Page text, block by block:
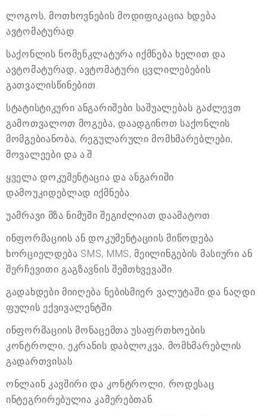
ლოგოს, მოთხოვნების მოდიფიკაცია ხდება
ავტომატურად.
საქონლის ნომენკლატურა იქმნება ხელით და
ავტომატურად, ავტომატური ცვლილებების
გათვალისწინებით.
სტატისტიკური ანგარიშები საშუალებას გაძლევთ
გამოთვალოთ მოგება, დაადგინოთ საქონლის
მომგებიანობა, რეგულარული მომხმარებლები,
მოვალეები და ა.შ.
ყველა დოკუმენტაცია და ანგარიში
დამოუკიდებლად იქმნება.
უამრავი მზა ნიმუში შეგიძლიათ დაამატოთ.
ინფორმაციის ან დოკუმენტაციის მიწოდება
ხორციელდება SMS, MMS, მეილინგების მასიური ან
შერჩევითი გაგზავნის შემთხვევაში.
გადახდები მიიღება ნებისმიერ ვალუტაში და ნაღდი
ფულის ექვივალენტში.
ინფორმაციის მონაცემთა უსაფრთხოების
კონტროლი, ეკრანის დაბლოკვა, მომხმარებლის
გადართვისას.
ონლაინ კავშირი და კონტროლი, როდესაც
ინტეგრირებულია კამერებთან.